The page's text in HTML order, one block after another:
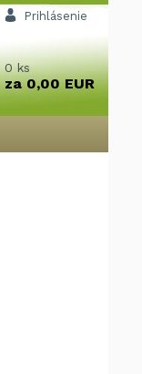
Prihlásenie
0ks
za0,00 EUR